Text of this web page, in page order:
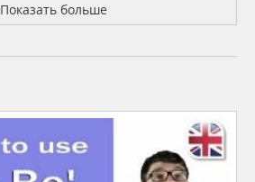
Показать больше